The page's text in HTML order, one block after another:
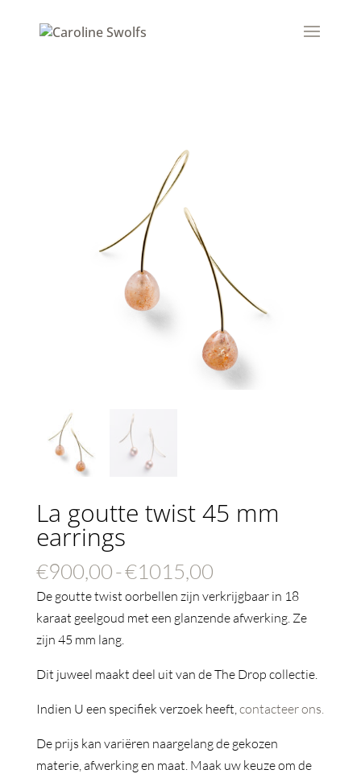
La goutte twist 45 mm
earrings
€900,00-€1015,00Prijsklasse:
€900,00
tot
De goutte twist oorbellen zijn verkrijgbaar in 18
karaat geelgoud met een glanzende afwerking. Ze
zijn 45 mm lang.
Dit juweel maakt deel uit van de The Drop collectie.
Indien U een specifiek verzoek heeft,contacteer ons.
De prijs kan variëren naargelang de gekozen
materie, afwerking en maat. Maak uw keuze om de